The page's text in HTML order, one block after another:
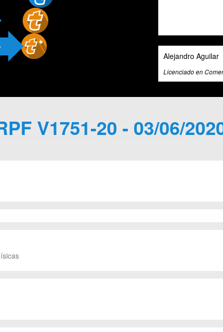
Alejandro Aguilar
Licenciado en
V1751-20 - 03/06/